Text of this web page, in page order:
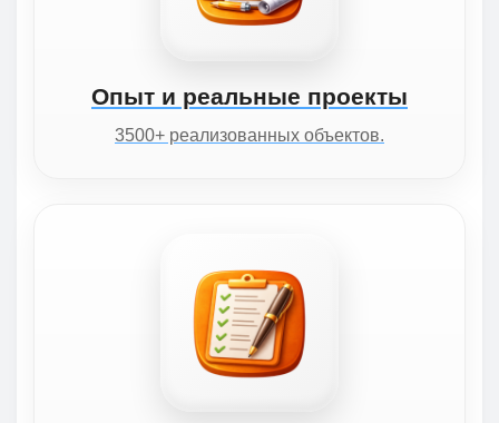
Опыт и реальные проекты
3500+ реализованных объектов.